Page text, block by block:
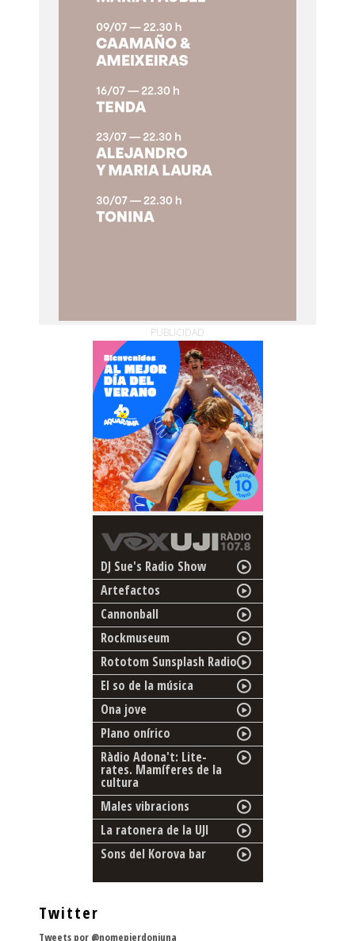
PUBLICIDAD
DJ Sue's Radio Show
Artefactos
Cannonball
Rockmuseum
Rototom Sunsplash Radio
El so de la música
Ona jove
Plano onírico
Ràdio Adona't: Lite-
rates. Mamíferes de la
cultura
Males vibracions
La ratonera de la UJI
Sons del Korova bar
Twitter
Tweets por @nomepierdoniuna